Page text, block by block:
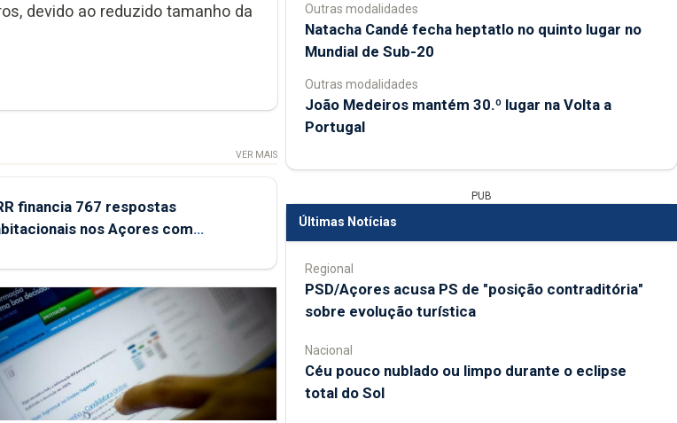
devido ao reduzido tamanho da
VER MAIS
financia 767 respostas
nos Açores com
Outras modalidades
Natacha Candé fecha heptatlo no quinto lugar no
Mundial de Sub-20
Outras modalidades
João Medeiros mantém 30.º lugar na Volta a
Portugal
PUB
Últimas Notícias
Regional
PSD/Açores acusa PS de "posição contraditória"
sobre evolução turística
Nacional
Céu pouco nublado ou limpo durante o eclipse
total do Sol